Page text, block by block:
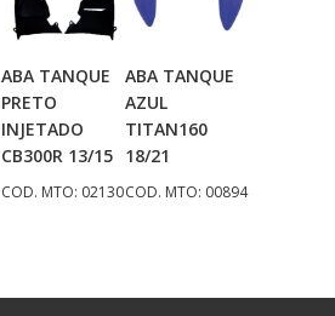
Adicionar
Ao Carrinho
ABA TANQUE
PRETO
INJETADO
CB300R 13/15
COD. MTO: 02130
Adicionar
Ao Carrinho
ABA TANQUE
AZUL
TITAN160
18/21
COD. MTO: 00894